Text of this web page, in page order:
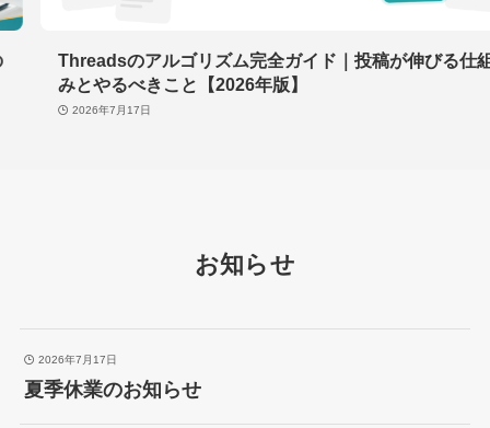
Threadsのアルゴリズム完全ガイド｜投稿が伸びる仕組
みとやるべきこと【2026年版】
2026年7月17日
お知らせ
2026年7月17日
夏季休業のお知らせ